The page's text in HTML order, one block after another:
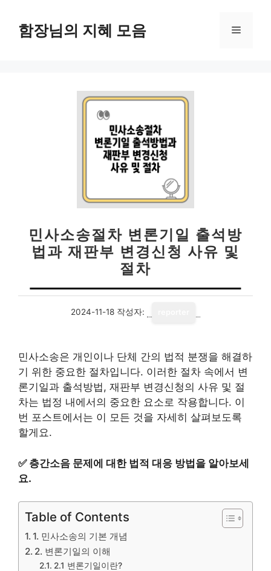
함장님의 지혜 모음 메
민사소송절차 변론기일 출석방
법과 재판부 변경신청 사유 및
절차
2024-11-18 작성자:
민사소송은 개인이나 단체 간의 법적 분쟁을 해결하
기 위한 중요한 절차입니다. 이러한 절차 속에서 변
론기일과 출석방법, 재판부 변경신청의 사유 및 절
차는 법정 내에서의 중요한 요소로 작용합니다. 이
번 포스트에서는 이 모든 것을 자세히 살펴보도록
할게요.
✅ 층간소음 문제에 대한 법적 대응 방법을 알아보세
요.
Table of Contents
1. 민사소송의 기본 개념
2. 변론기일의 이해
2.1 변론기일이란?